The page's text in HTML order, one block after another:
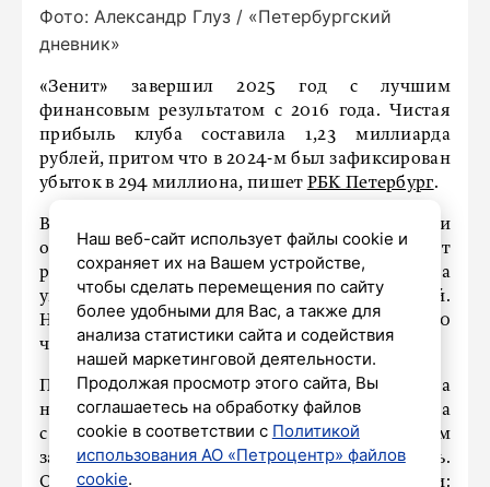
Фото: Александр Глуз / «Петербургский
дневник»
«Зенит» завершил 2025 год с лучшим
финансовым результатом с 2016 года. Чистая
прибыль клуба составила 1,23 миллиарда
рублей, притом что в 2024-м был зафиксирован
убыток в 294 миллиона, пишет РБК Петербург.
Выручка клуба практически не изменилась и
осталась на уровне 22 миллиардов рублей. А вот
расходы оптимизировали: фонд оплаты труда
уменьшили на 20% до 10 миллиардов рублей.
На начало 2026 года в «Зените» работало 560
человек.
При этом кредиторская задолженность выросла
на 28% до 13,9 миллиарда, а дебиторская – в два
с лишним раза до 3,3 миллиарда. Зато объём
заёмных средств снизился на четверть.
Отдельного внимания заслуживают налоги:
Наш веб-сайт использует файлы cookie и
сохраняет их на Вашем устройстве,
чтобы сделать перемещения по сайту
более удобными для Вас, а также для
анализа статистики сайта и содействия
нашей маркетинговой деятельности.
Продолжая просмотр этого сайта, Вы
соглашаетесь на обработку файлов
cookie в соответствии с Политикой
использования АО «Петроцентр» файлов
cookie.